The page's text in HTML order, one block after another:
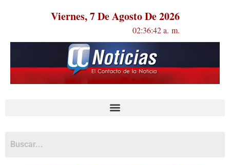
Viernes, 7 De Agosto De 2026
02:36:42 a. m.